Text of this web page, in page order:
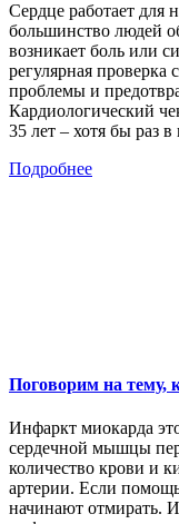
Сердце работает для
большинство людей
возникает боль или
регулярная проверка
проблемы и
Кардиологический
35 лет – хотя бы раз
Подробнее
Поговорим на тему,
Инфаркт миокарда
сердечной мышцы
количество крови и
артерии. Если помощь
начинают отмирать.